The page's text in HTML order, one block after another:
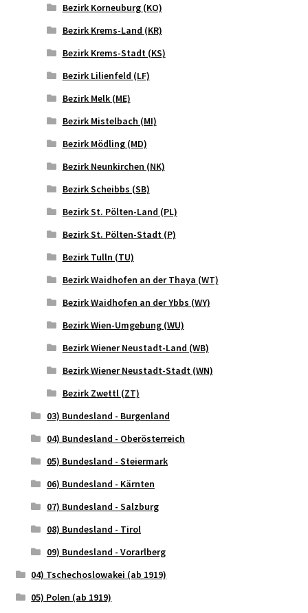
Bezirk Korneuburg (KO)
Bezirk Krems-Land (KR)
Bezirk Krems-Stadt (KS)
Bezirk Lilienfeld (LF)
Bezirk Melk (ME)
Bezirk Mistelbach (MI)
Bezirk Mödling (MD)
Bezirk Neunkirchen (NK)
Bezirk Scheibbs (SB)
Bezirk St. Pölten-Land (PL)
Bezirk St. Pölten-Stadt (P)
Bezirk Tulln (TU)
Bezirk Waidhofen an der Thaya (WT)
Bezirk Waidhofen an der Ybbs (WY)
Bezirk Wien-Umgebung (WU)
Bezirk Wiener Neustadt-Land (WB)
Bezirk Wiener Neustadt-Stadt (WN)
Bezirk Zwettl (ZT)
03) Bundesland - Burgenland
04) Bundesland - Oberösterreich
05) Bundesland - Steiermark
06) Bundesland - Kärnten
07) Bundesland - Salzburg
08) Bundesland - Tirol
09) Bundesland - Vorarlberg
04) Tschechoslowakei (ab 1919)
05) Polen (ab 1919)